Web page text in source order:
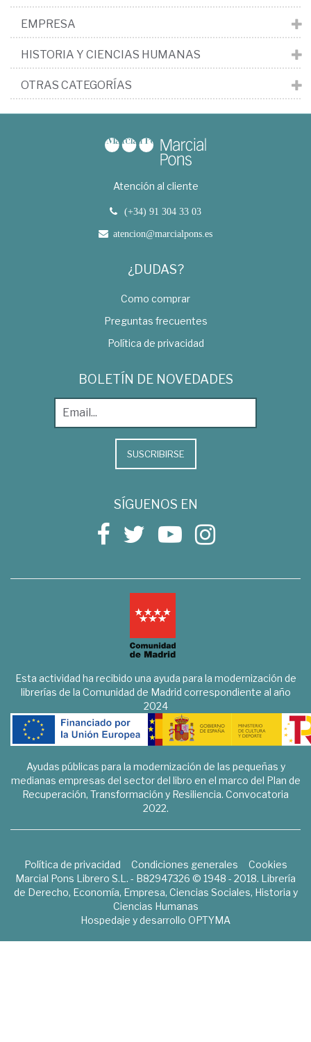
EMPRESA
HISTORIA Y CIENCIAS HUMANAS
OTRAS CATEGORÍAS
Atención al cliente
(+34) 91 304 33 03
atencion@marcialpons.es
¿DUDAS?
Como comprar
Preguntas frecuentes
Política de privacidad
BOLETÍN DE NOVEDADES
SUSCRIBIRSE
SÍGUENOS EN
Esta actividad ha recibido una ayuda para la modernización de
librerías de la Comunidad de Madrid correspondiente al año
2024
Ayudas públicas para la modernización de las pequeñas y
medianas empresas del sector del libro en el marco del Plan de
Recuperación, Transformación y Resiliencia. Convocatoria
2022.
Política de privacidad Condiciones generales
Cookies
Marcial Pons Librero S.L. - B82947326 © 1948 - 2018. Librería
de Derecho, Economía, Empresa, Ciencias Sociales, Historia y
Ciencias Humanas
Hospedaje y desarrollo OPTYMA